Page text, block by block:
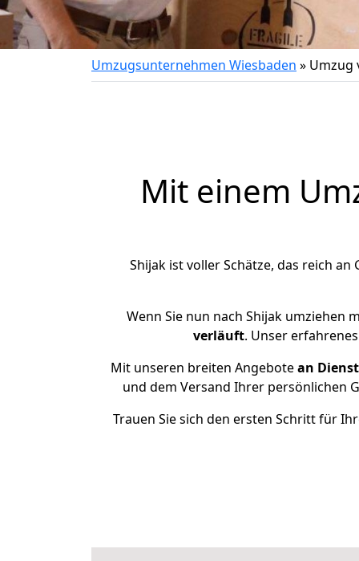
Umzugsunternehmen Wiesbaden » Umzug
Mit einem
Shijak ist voller Schätze, das reich
Wenn Sie nun nach Shijak umziehen
verläuft. Unser
Mit unseren breiten Angebotean
und dem Versand Ihrer persönlichen
Trauen Sie sich den ersten Schritt für